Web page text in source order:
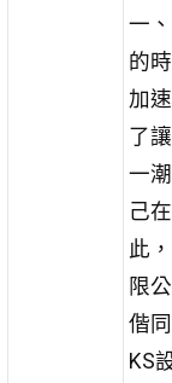
一
的
加
了
一
己
此
限
偕
KS